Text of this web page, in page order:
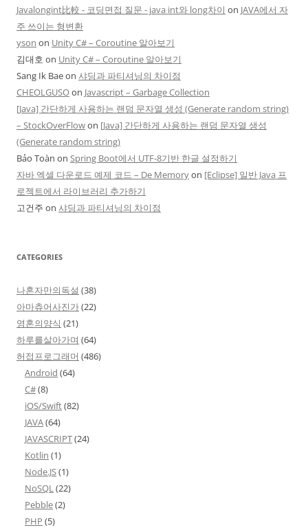
Javalongint比較 - 코딩면접 질문 - java int와 long차이 on JAVA에서 자
주 쓰이는 형변환
yson on Unity C# – Coroutine 알아보기
김대호 on Unity C# – Coroutine 알아보기
Sang Ik Baeon 샤딩과 파티셔닝의 차이점
CHEOLGUSOon Javascript – Garbage Collection
[Java] 간단하게 사용하는 랜덤 문자열 생성 (Generate random string)
– StockOverFlowon [Java] 간단하게 사용하는 랜덤 문자열 생성
(Generate random string)
Bảo Toàn on Spring Boot에서 UTF-8기반 한글 설정하기
자바 엑셀 다운로드 예제 코드 – De Memoryon [Eclipse] 일반 Java 프
로젝트에서 라이브러리 추가하기
고건주 on 샤딩과 파티셔닝의 차이점
CATEGORIES
나혼자만의독설 (38)
아마츄어사진가(22)
영혼의양식 (21)
하루를살아가며 (64)
허접프로그래머 (486)
Android (64)
C#(8)
iOS/Swift(82)
JAVA(64)
JAVASCRIPT(24)
Kotlin (1)
Node.JS(1)
NoSQL(22)
Pebble(2)
PHP (5)